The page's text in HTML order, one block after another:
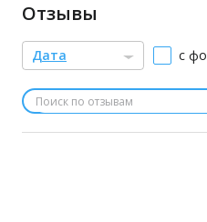
Отзывы
Дата с